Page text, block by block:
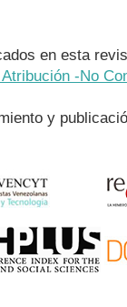
en esta
-No
y